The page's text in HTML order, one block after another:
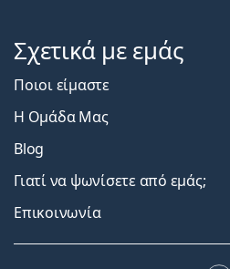
Σχετικά με εμάς
Ποιοι είμαστε
Η Ομάδα Μας
Blog
Γιατί να ψωνίσετε από εμάς;
Επικοινωνία